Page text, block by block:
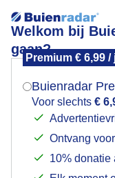
Welkom bij
gaan?
Premium € 6,99 /
Buienradar
Voor slechts €
Ontvang
10% donatie
Zon
Mogen we
Indien je hier
verschijnt er zo